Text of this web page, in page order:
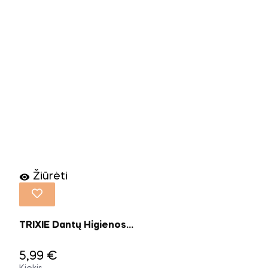
 Žiūrėti
TRIXIE Dantų Higienos...
5,99 €